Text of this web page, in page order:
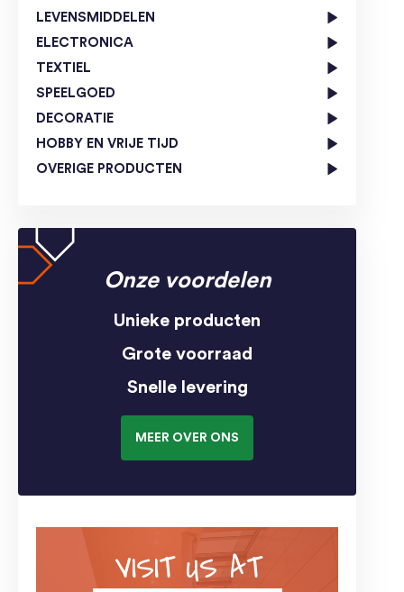
LEVENSMIDDELEN
ELECTRONICA
TEXTIEL
SPEELGOED
DECORATIE
HOBBY EN VRIJE TIJD
OVERIGE PRODUCTEN
Onze voordelen
Unieke producten
Grote voorraad
Snelle levering
MEER OVER ONS
VISIT US AT